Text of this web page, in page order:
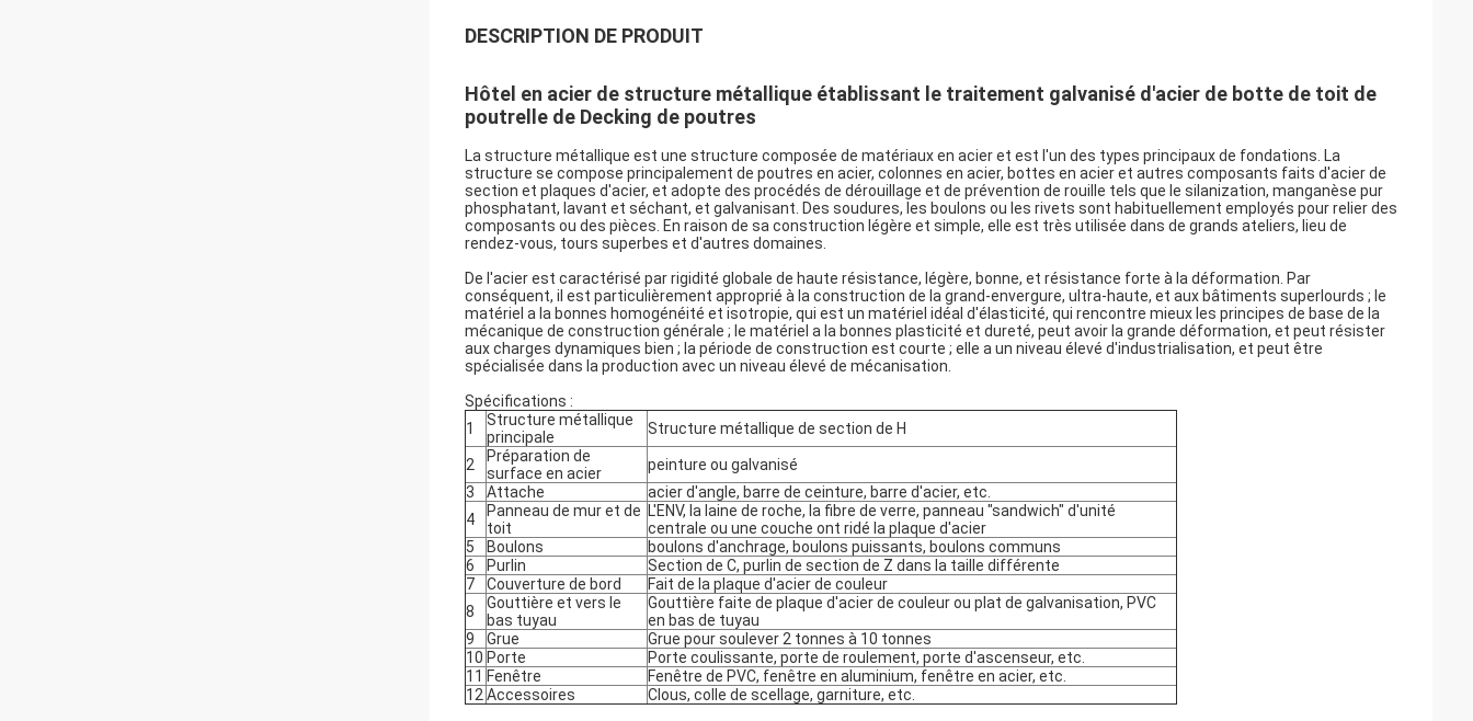
DESCRIPTION DE PRODUIT
Hôtel en acier de structure métallique établissant le traitement galvanisé d'acier de botte de toit de
poutrelle de Decking de poutres
La structure métallique est une structure composée de matériaux en acier et est l'un des types principaux de fondations. La
structure se compose principalement de poutres en acier, colonnes en acier, bottes en acier et autres composants faits d'acier de
section et plaques d'acier, et adopte des procédés de dérouillage et de prévention de rouille tels que le silanization, manganèse pur
phosphatant, lavant et séchant, et galvanisant. Des soudures, les boulons ou les rivets sont habituellement employés pour relier des
composants ou des pièces. En raison de sa construction légère et simple, elle est très utilisée dans de grands ateliers, lieu de
rendez-vous, tours superbes et d'autres domaines.
De l'acier est caractérisé par rigidité globale de haute résistance, légère, bonne, et résistance forte à la déformation. Par
conséquent, il est particulièrement approprié à la construction de la grand-envergure, ultra-haute, et aux bâtiments superlourds ; le
matériel a la bonnes homogénéité et isotropie, qui est un matériel idéal d'élasticité, qui rencontre mieux les principes de base de la
mécanique de construction générale ; le matériel a la bonnes plasticité et dureté, peut avoir la grande déformation, et peut résister
aux charges dynamiques bien ; la période de construction est courte ; elle a un niveau élevé d'industrialisation, et peut être
spécialisée dans la production avec un niveau élevé de mécanisation.
Spécifications :
1
Structure métallique
principale
Structure métallique de section de H
2
Préparation de
surface en acier
peinture ou galvanisé
3
Attache
acier d'angle, barre de ceinture, barre d'acier, etc.
4
Panneau de mur et de
toit
L'ENV, la laine de roche, la fibre de verre, panneau "sandwich" d'unité
centrale ou une couche ont ridé la plaque d'acier
5
Boulons
boulons d'anchrage, boulons puissants, boulons communs
6
Purlin
Section de C, purlin de section de Z dans la taille différente
7
Couverture de bord
Fait de la plaque d'acier de couleur
8
Gouttière et vers le
bas tuyau
Gouttière faite de plaque d'acier de couleur ou plat de galvanisation, PVC
en bas de tuyau
9
Grue
Grue pour soulever 2 tonnes à 10 tonnes
10 Porte
Porte coulissante, porte de roulement, porte d'ascenseur, etc.
11 Fenêtre
Fenêtre de PVC, fenêtre en aluminium, fenêtre en acier, etc.
12 Accessoires Clous, colle de scellage, garniture, etc.